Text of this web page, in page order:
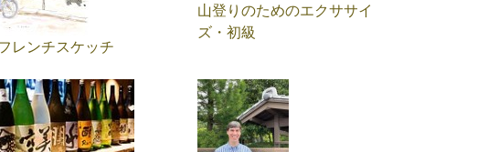
レンチスケッチ
山登りのためのエクササイ
ズ・初級